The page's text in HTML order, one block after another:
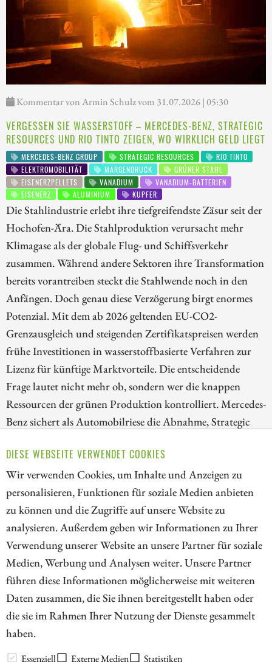
DIESE WEBSEITE VERWENDET COOKIES
Wir verwenden Cookies, um Inhalte und Anzeigen zu
personalisieren, Funktionen für soziale Medien anbieten
zu können und die Zugriffe auf unsere Website zu
analysieren. Außerdem geben wir Informationen zu Ihrer
Verwendung unserer Website an unsere Partner für soziale
Medien, Werbung und Analysen weiter. Unsere Partner
führen diese Informationen möglicherweise mit weiteren
Daten zusammen, die Sie ihnen bereitgestellt haben oder
die sie im Rahmen Ihrer Nutzung der Dienste gesammelt
haben.
Essenziell Externe Medien Statistiken
Kommentar von Armin Schulz vom 31.07.2026 | 05:30
VERGESSEN SIE WASSERSTOFF – MERCEDES-BENZ, STRATEGIC
RESOURCES UND RIO TINTO ZEIGEN, WO WIRKLICH GELD LIEGT
MERCEDES-BENZ GROUP STRATEGIC RESOURCES
RIO TINTO
ELEKTROMOBILITÄT
MARGENDRUCK
GRÜNER STAHL
EISENERZPELLETS
VANADIUM
VANADIUM-BATTERIEN
EISENERZ
ALUMINIUM KUPFER
Die Stahlindustrie erlebt ihre tiefgreifendste Zäsur seit der
Hochofen-Ära. Die Stahlproduktion verursacht mehr
Klimagase als der globale Flug- und Schiffsverkehr
zusammen. Während andere Sektoren ihre Transformation
bereits vorantreiben steckt die Stahlwende noch in den
Anfängen. Doch genau diese Verzögerung birgt enormes
Potenzial. Mit dem ab 2026 geltenden EU-CO2-
Grenzausgleich und steigenden Zertifikatspreisen werden
frühe Investitionen in wasserstoffbasierte Verfahren zur
Lizenz für künftige Marktvorteile. Die entscheidende
Frage lautet nicht mehr ob, sondern wer die knappen
Ressourcen der grünen Produktion kontrolliert. Mercedes-
Benz sichert als Automobilriese die Abnahme, Strategic
Direktreduktion und Rio Tinto ordnet über das
Simandou-Projekt die globale Rohstoffbasis neu.
ZUM KOMMENTAR
// kapitalerhoehungen.de - © 2026 - Die Informationsplattform für
Investoren und Unternehmen rund um Kapitalerhöhung, Kapitalmarkt
und Unternehmensfinanzierung
LEXIKON